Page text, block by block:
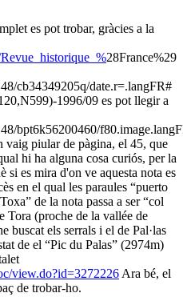
es pot trobar, gràcies a la
28France%29
cb34349205q/date.r=.langFR#
1996/09 es pot llegir a
bpt6k56200460/
vaig piular de pàgina, el 45, que
hi ha alguna cosa curiós, per la
si es mira d'on ve aquesta nota es
en el qual les paraules “puerto
de la nota passa a ser “col
Tora (proche de la vallée de
buscat els serrals i el de Pal·las
de el “Pic du Palas” (2974m)
view.do?id=3272226 Ara bé, el
de trobar-ho.